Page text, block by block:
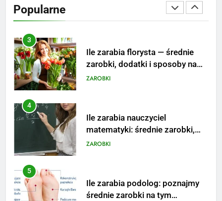
Popularne
3
podwyżkę
ZAROBKI
4
dodatki i perspektywy
ZAROBKI
stanowisku
ZAROBKI